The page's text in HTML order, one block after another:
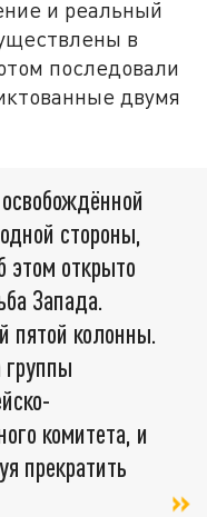
и реальный
в
последовали
двумя
стороны,
этом открыто
Запада.
пятой колонны.
комитета, и
прекратить